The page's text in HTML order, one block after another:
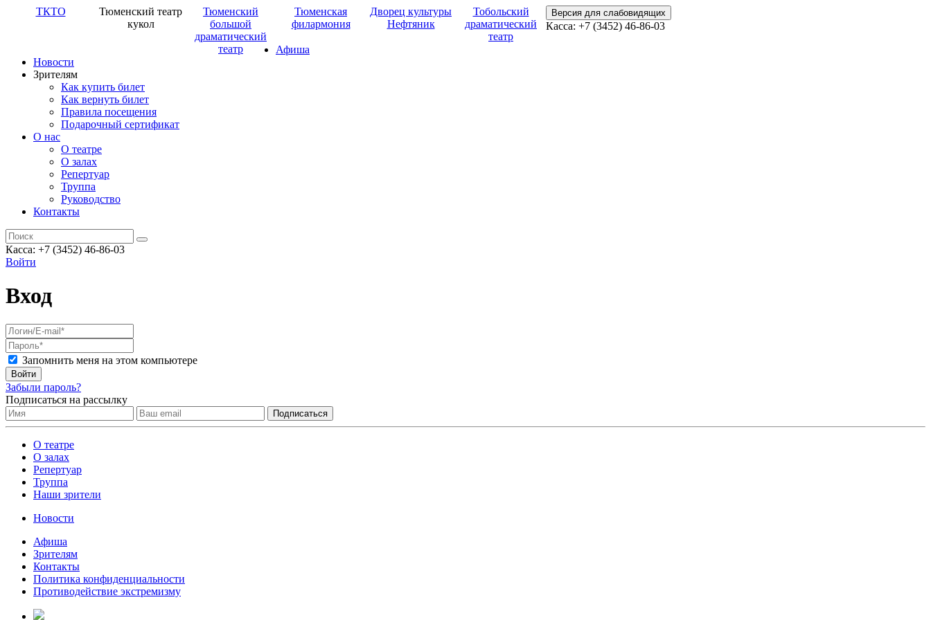
ТКТО
Тюменский театр
кукол
Тюменский
большой
драматический
театр
Тюменская
филармония
Дворец культуры
Нефтяник
Тобольский
драматический
театр
Версия для слабовидящих
Касса: +7 (3452) 46-86-03
Афиша
Новости
Зрителям
Как купить билет
Как вернуть билет
Правила посещения
Подарочный сертификат
О нас
О театре
О залах
Репертуар
Труппа
Руководство
Контакты
Касса: +7 (3452) 46-86-03
Войти
Вход
Запомнить меня на этом компьютере
Войти
Забыли пароль?
Подписаться на рассылку
О театре
О залах
Репертуар
Труппа
Наши зрители
Новости
Афиша
Зрителям
Контакты
Политика конфиденциальности
Противодействие экстремизму